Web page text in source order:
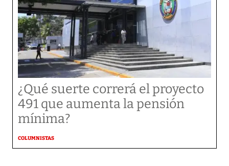
¿Qué suerte correrá el proyecto
491 que aumenta la pensión
mínima?
COLUMNISTAS